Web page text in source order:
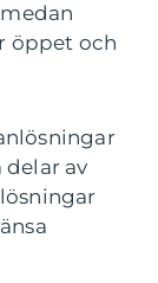
öppet och
av